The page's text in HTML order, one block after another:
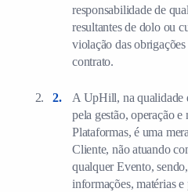
responsabilidade de
resultantes de dolo ou
violação das
contrato.
A UpHill, na qualidade
pela gestão, operação e
Plataformas, é uma
Cliente, não atuando
qualquer Evento,
informações, matérias